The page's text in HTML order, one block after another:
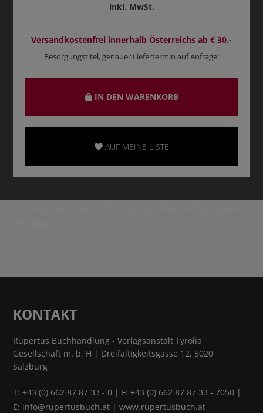
inkl. MwSt.
Versandkostenfrei innerhalb Österreichs ab € 30,-
Besorgungstitel, genauer Liefertermin auf Anfrage!
IN DEN WARENKORB
AUF MEINE LISTE
KONTAKT
Rupertus Buchhandlung - Verlagsanstalt Tyrolia
Gesellschaft m. b. H | Dreifaltigkeitsgasse 12, 5020
Salzburg
T:+43 (0) 662 87 87 33 - 0 | F: +43 (0) 662 87 87 33 - 7050 |
E: info@rupertusbuch.at |www.rupertusbuch.at